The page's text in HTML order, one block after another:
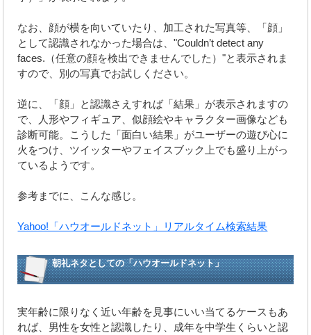
なお、顔が横を向いていたり、加工された写真等、「顔」
として認識されなかった場合は、"Couldn’t detect any
faces.（任意の顔を検出できませんでした）"と表示されま
すので、別の写真でお試しください。
逆に、「顔」と認識さえすれば「結果」が表示されますの
で、人形やフィギュア、似顔絵やキャラクター画像なども
診断可能。こうした「面白い結果」がユーザーの遊び心に
火をつけ、ツイッターやフェイスブック上でも盛り上がっ
ているようです。
参考までに、こんな感じ。
Yahoo!「ハウオールドネット」リアルタイム検索結果
朝礼ネタとしての「ハウオールドネット」
実年齢に限りなく近い年齢を見事にいい当てるケースもあ
れば、男性を女性と認識したり、成年を中学生くらいと認